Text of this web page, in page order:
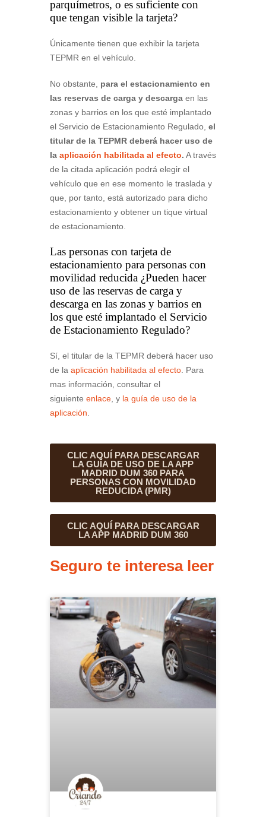
parquímetros, o es suficiente con
que tengan visible la tarjeta?
Únicamente tienen que exhibir la tarjeta
TEPMR en el vehículo.
No obstante, para el estacionamiento en
las reservas de carga y descarga en las
zonas y barrios en los que esté implantado
el Servicio de Estacionamiento Regulado, el
titular de la TEPMR deberá hacer uso de
la aplicación habilitada al efecto. A través
de la citada aplicación podrá elegir el
vehículo que en ese momento le traslada y
que, por tanto, está autorizado para dicho
estacionamiento y obtener un tique virtual
de estacionamiento.
Las personas con tarjeta de
estacionamiento para personas con
movilidad reducida ¿Pueden hacer
uso de las reservas de carga y
descarga en las zonas y barrios en
los que esté implantado el Servicio
de Estacionamiento Regulado?
Sí, el titular de la TEPMR deberá hacer uso
de la aplicación habilitada al efecto . Para
mas información, consultar el
siguiente enlace , y la guía de uso de la
aplicación
CLIC AQUÍ PARA DESCARGAR
LA GUÍA DE USO DE LA APP
MADRID DUM 360 PARA
PERSONAS CON MOVILIDAD
REDUCIDA (PMR)
CLIC AQUÍ PARA DESCARGAR
LA APP MADRID DUM 360
Seguro te interesa leer